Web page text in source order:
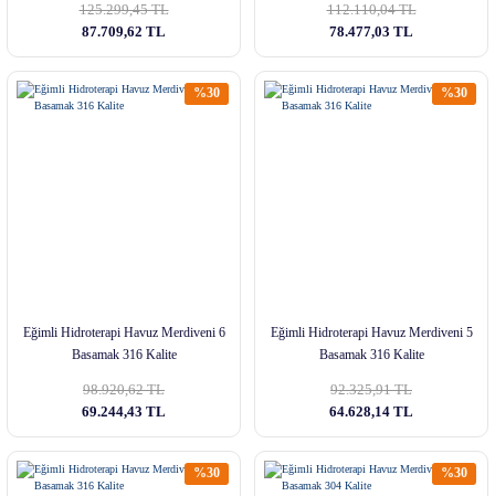
125.299,45 TL
87.709,62 TL
112.110,04 TL
78.477,03 TL
%30
Eğimli Hidroterapi Havuz Merdiveni 6
Basamak 316 Kalite
98.920,62 TL
69.244,43 TL
%30
Eğimli Hidroterapi Havuz Merdiveni 5
Basamak 316 Kalite
92.325,91 TL
64.628,14 TL
%30 %30